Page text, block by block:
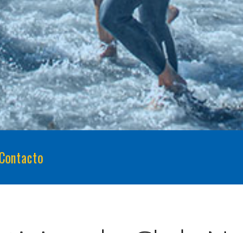
Contacto